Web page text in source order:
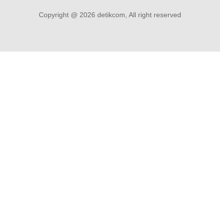
Copyright @ 2026 detikcom, All right reserved